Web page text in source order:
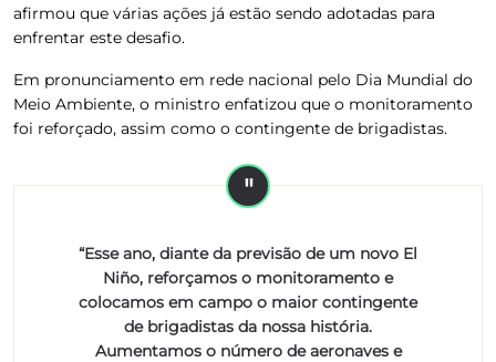
afirmou que várias ações já estão sendo adotadas para
enfrentar este desafio.
Em pronunciamento em rede nacional pelo Dia Mundial do
Meio Ambiente, o ministro enfatizou que o monitoramento
foi reforçado, assim como o contingente de brigadistas.
“Esse ano, diante da previsão de um novo El
Niño, reforçamos o monitoramento e
colocamos em campo o maior contingente
de brigadistas da nossa história.
Aumentamos o número de aeronaves e